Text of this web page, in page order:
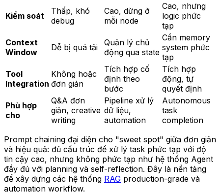
Kiểm soát
Thấp, khó
debug
Cao, dừng ở
mỗi node
Cao, nhưng
logic phức
tạp
Context
Window
Dễ bị quá tải
Quản lý chủ
động qua state
Cần memory
system phức
tạp
Tool
Integration
Không hoặc
đơn giản
Tích hợp cố
định theo
bước
Tích hợp
động, tự
quyết định
Phù hợp
cho
Q&A đơn
giản, creative
writing
Pipeline xử lý
dữ liệu,
automation
Autonomous
task
completion
Prompt chaining đại diện cho "sweet spot" giữa đơn giản
và hiệu quả: đủ cấu trúc để xử lý task phức tạp với độ
tin cậy cao, nhưng không phức tạp như hệ thống Agent
đầy đủ với planning và self-reflection. Đây là nền tảng
để xây dựng các hệ thống RAG production-grade và
automation workflow.